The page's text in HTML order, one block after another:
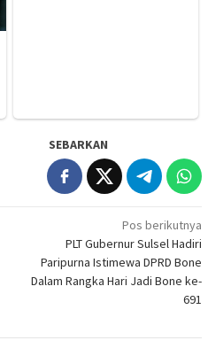
SEBARKAN
Pos berikutnya
PLT Gubernur Sulsel Hadiri
Paripurna Istimewa DPRD Bone
Dalam Rangka Hari Jadi Bone ke-
691